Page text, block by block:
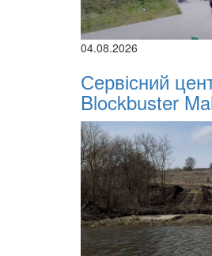
04.08.2026
Сервісний
Blockbuster